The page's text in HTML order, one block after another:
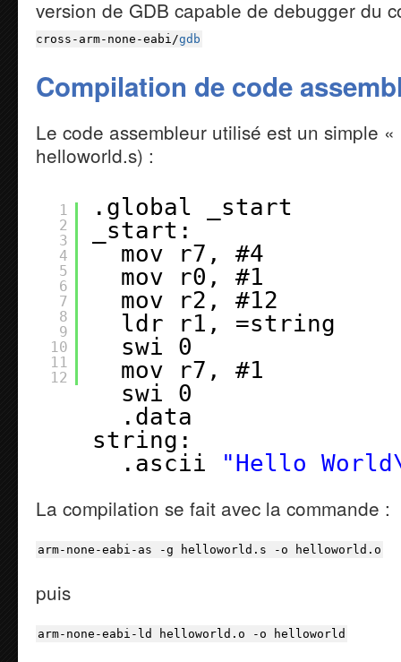
version de GDB capable de debugger du
cross-arm-none-eabi/gdb
Compilation de code
Le code assembleur utilisé est un simple
helloworld.s) :
1
2
3
4
5
6
7
8
9
10
11
12
.global _start
_start:
mov r7, #4
mov r0, #1
mov r2, #12
ldr r1, =string
swi 0
mov r7, #1
swi 0
.data
string:
.ascii
"Hello
La compilation se fait avec la commande :
arm-none-eabi-as -g helloworld.s -o helloworld.o
puis
arm-none-eabi-ld helloworld.o -o helloworld